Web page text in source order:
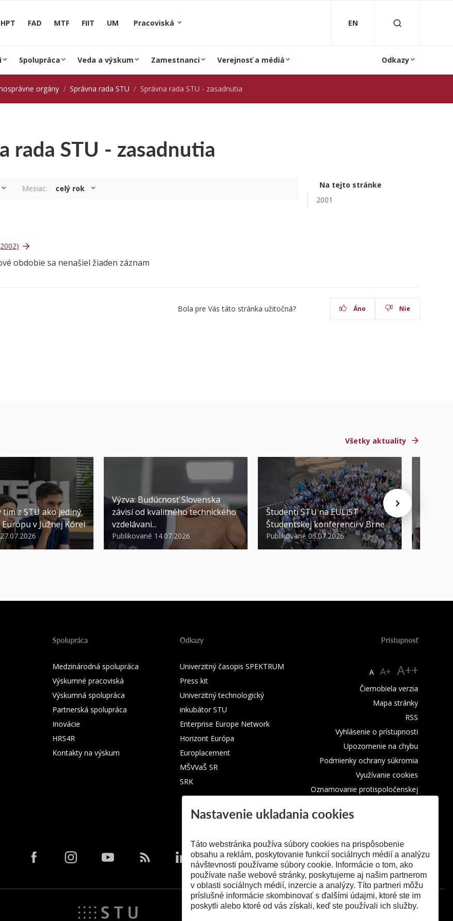
FAD MTF FIIT UM Pracoviská EN
Spolupráca Veda a výskum Zamestnanci Verejnosť a médiá Odkazy
orgány Správna rada STU Správna rada STU - zasadnutia
rada STU - zasadnutia
Na tejto stránke
2001
Mesiac: celý rok
obdobie sa nenašiel žiaden záznam
Bola pre Vás táto stránka užitočná? Áno Nie
Všetky aktuality
z STU ako jediný
v Južnej Kórei
Výzva: Budúcnosť Slovenska
závisí od kvalitného technického
vzdelávani...
Publikované 14.07.2026
Študenti STU na EULiST
Študentskej konferencii v Brne
Publikované 03.07.2026
Spolupráca
Medzinárodná spolupráca
Výskumné pracoviská
Výskumná spolupráca
Partnerská spolupráca
Inovácie
HRS4R
Kontakty na výskum
Odkazy
Univerzitný časopis SPEKTRUM
Press kit
Univerzitný technologický
inkubátor STU
Enterprise Europe Network
Horizont Európa
Europlacement
MŠVVaŠ SR
SRK
Prístupnosť
A A+ A++
Čiernobiela verzia
Mapa stránky
RSS
Vyhlásenie o prístupnosti
Upozornenie na chybu
Podmienky ochrany súkromia
Využívanie cookies
Oznamovanie protispoločenskej
Nastavenie ukladania cookies
Táto webstránka používa súbory cookies na prispôsobenie
obsahu a reklám, poskytovanie funkcií sociálnych médií a analýzu
návštevnosti používame súbory cookie. Informácie o tom, ako
používate naše webové stránky, poskytujeme aj našim partnerom
v oblasti sociálnych médií, inzercie a analýzy. Títo partneri môžu
príslušné informácie skombinovať s ďalšími údajmi, ktoré ste im
poskytli alebo ktoré od vás získali, keď ste používali ich služby.